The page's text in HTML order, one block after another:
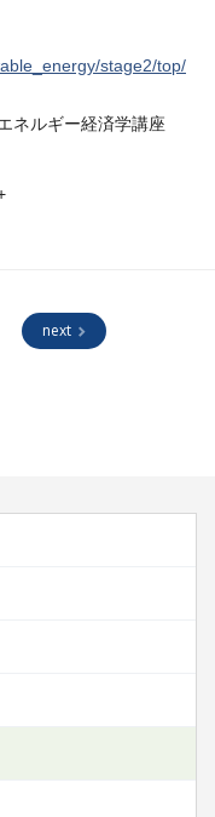
stage2/top/
ネルギー経済学講座
next